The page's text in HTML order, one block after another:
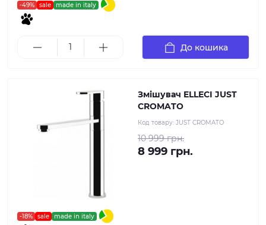
-49% sale made in italy
До кошика
-18% sale made in italy
Змішувач ELLECI JUST
CROMATO
Код товару: JUST CROMATO
10 999 грн.
8 999 грн.